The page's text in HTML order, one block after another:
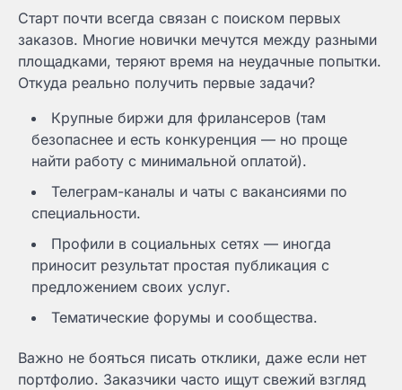
Старт почти всегда связан с поиском первых
заказов. Многие новички мечутся между разными
площадками, теряют время на неудачные попытки.
Откуда реально получить первые задачи?
Крупные биржи для фрилансеров (там
безопаснее и есть конкуренция — но проще
найти работу с минимальной оплатой).
Телеграм-каналы и чаты с вакансиями по
специальности.
Профили в социальных сетях — иногда
приносит результат простая публикация с
предложением своих услуг.
Тематические форумы и сообщества.
Важно не бояться писать отклики, даже если нет
портфолио. Заказчики часто ищут свежий взгляд